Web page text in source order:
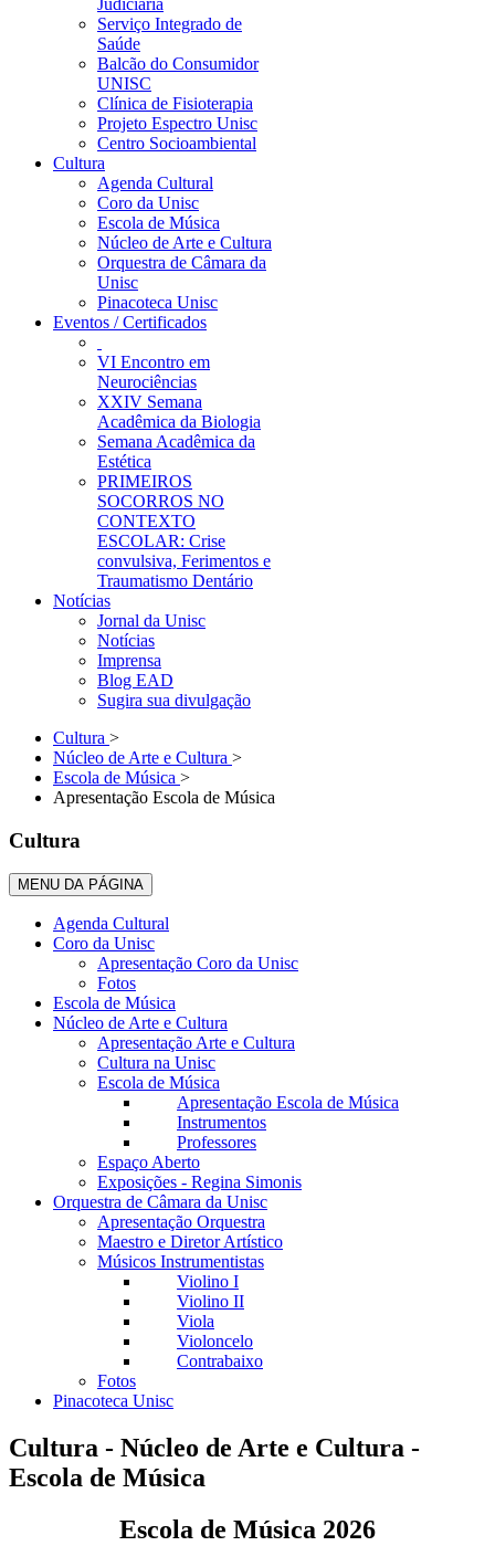
Judiciária
Serviço Integrado de
Saúde
Balcão do Consumidor
UNISC
Clínica de Fisioterapia
Projeto Espectro Unisc
Centro Socioambiental
Cultura
Agenda Cultural
Coro da Unisc
Escola de Música
Núcleo de Arte e Cultura
Orquestra de Câmara da
Unisc
Pinacoteca Unisc
Eventos / Certificados
VI Encontro em
Neurociências
XXIV Semana
Acadêmica da Biologia
Semana Acadêmica da
Estética
PRIMEIROS
SOCORROS NO
CONTEXTO
ESCOLAR: Crise
convulsiva, Ferimentos e
Traumatismo Dentário
Notícias
Jornal da Unisc
Notícias
Imprensa
Blog EAD
Sugira sua divulgação
Cultura >
Núcleo de Arte e Cultura >
Escola de Música >
Apresentação Escola de Música
Cultura
MENU DA PÁGINA
Agenda Cultural
Coro da Unisc
Apresentação Coro da Unisc
Fotos
Escola de Música
Núcleo de Arte e Cultura
Apresentação Arte e Cultura
Cultura na Unisc
Escola de Música
Apresentação Escola de Música
Instrumentos
Professores
Espaço Aberto
Exposições - Regina Simonis
Orquestra de Câmara da Unisc
Apresentação Orquestra
Maestro e Diretor Artístico
Músicos Instrumentistas
Violino I
Violino II
Viola
Violoncelo
Contrabaixo
Fotos
Pinacoteca Unisc
Cultura - Núcleo de Arte e Cultura -
Escola de Música
Escola de Música 2026